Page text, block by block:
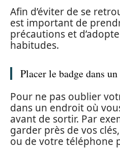
Afin d’éviter de se
est important de
précautions et
habitudes.
Placer le badge dans
Pour ne pas oublier
dans un endroit où
avant de sortir. Par
garder près de vos
ou de votre téléphone